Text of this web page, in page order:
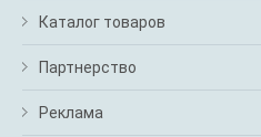
Каталог товаров
Партнерство
Реклама